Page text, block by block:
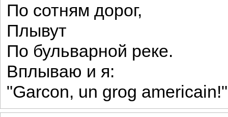
По сотням дорог,
Плывут
По бульварной реке.
Вплываю и я:
"Garcon, un grog americain!"